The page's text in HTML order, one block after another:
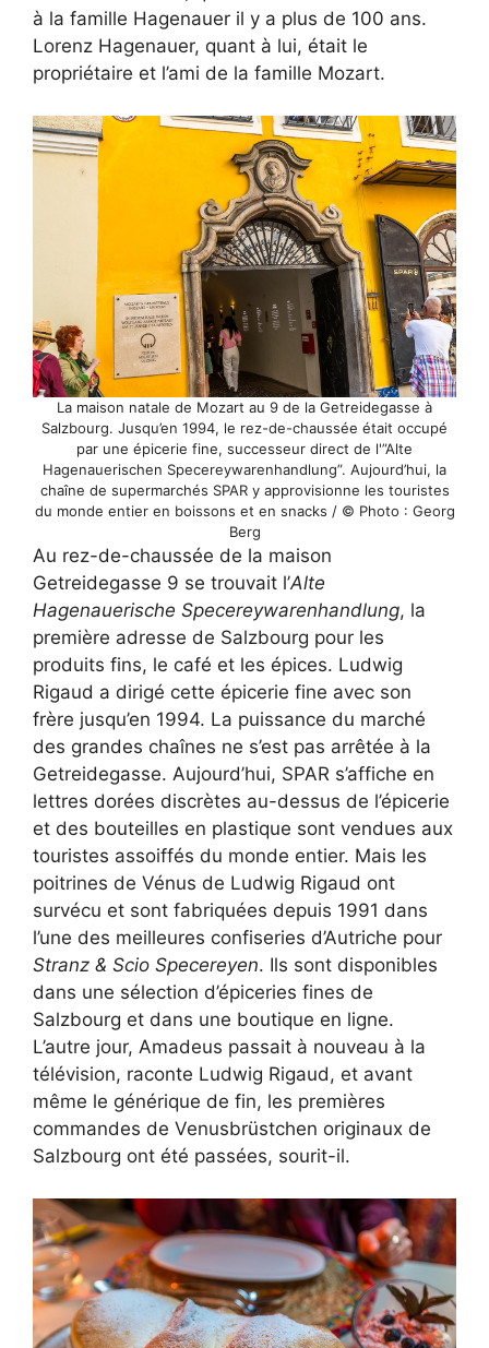
à la famille Hagenauer il y a plus de 100 ans.
Lorenz Hagenauer, quant à lui, était le
propriétaire et l’ami de la famille Mozart.
La maison natale de Mozart au 9 de la Getreidegasse à
Salzbourg. Jusqu’en 1994, le rez-de-chaussée était occupé
par une épicerie fine, successeur direct de l'”Alte
Hagenauerischen Specereywarenhandlung”. Aujourd’hui, la
chaîne de supermarchés SPAR y approvisionne les touristes
du monde entier en boissons et en snacks / © Photo : Georg
Berg
Au rez-de-chaussée de la maison
Getreidegasse 9 se trouvait l’Alte
Hagenauerische Specereywarenhandlung, la
première adresse de Salzbourg pour les
produits fins, le café et les épices. Ludwig
Rigaud a dirigé cette épicerie fine avec son
frère jusqu’en 1994. La puissance du marché
des grandes chaînes ne s’est pas arrêtée à la
Getreidegasse. Aujourd’hui, SPAR s’affiche en
lettres dorées discrètes au-dessus de l’épicerie
et des bouteilles en plastique sont vendues aux
touristes assoiffés du monde entier. Mais les
poitrines de Vénus de Ludwig Rigaud ont
survécu et sont fabriquées depuis 1991 dans
l’une des meilleures confiseries d’Autriche pour
Stranz & Scio Specereyen. Ils sont disponibles
dans une sélection d’épiceries fines de
Salzbourg et dans une boutique en ligne.
L’autre jour, Amadeus passait à nouveau à la
télévision, raconte Ludwig Rigaud, et avant
même le générique de fin, les premières
commandes de Venusbrüstchen originaux de
Salzbourg ont été passées, sourit-il.